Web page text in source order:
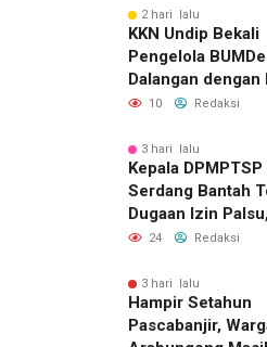
2 hari lalu
KKN Undip Bekali
Pengelola
Dalangan dengan
Pikir Inovatif
10 Redaksi
3 hari lalu
Kepala
Serdang Bantah
Dugaan Izin
Tegaskan Proses
Jalur Resmi
24 Redaksi
3 hari lalu
Hampir Setahun
Pascabanjir,